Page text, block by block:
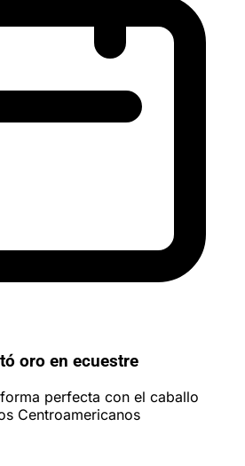
oro en ecuestre
perfecta con el caballo
Centroamericanos